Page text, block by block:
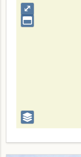
⤢